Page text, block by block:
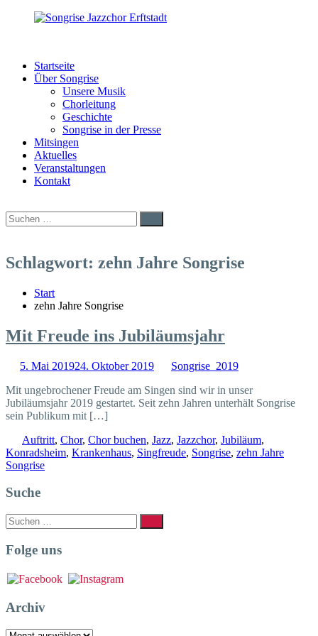
Jazzchor
Erftstadt
Pop
Startseite
Über Songrise
Unsere Musik
Chorleitung
Geschichte
Songrise in der Presse
Mitsingen
Aktuelles
Veranstaltungen
Kontakt
Suchen
nach:
Schlagwort: zehn Jahre Songrise
Start
zehn Jahre Songrise
Mit Freude ins Jubiläumsjahr
5. Mai 201924. Oktober 2019
Songrise_2019
Mit ungebrochener Freude am Singen sind wir in unser
Jubiläumsjahr 2019 gestartet. Seit zehn Jahren unterhält Songrise
sein Publikum mit […]
Auftritt, Chor, Chor buchen, Jazz, Jazzchor, Jubiläum,
Konradsheim, Krankenhaus, Singfreude, Songrise, zehn Jahre
Songrise
Suche
Suchen
nach:
Folge uns
Archiv